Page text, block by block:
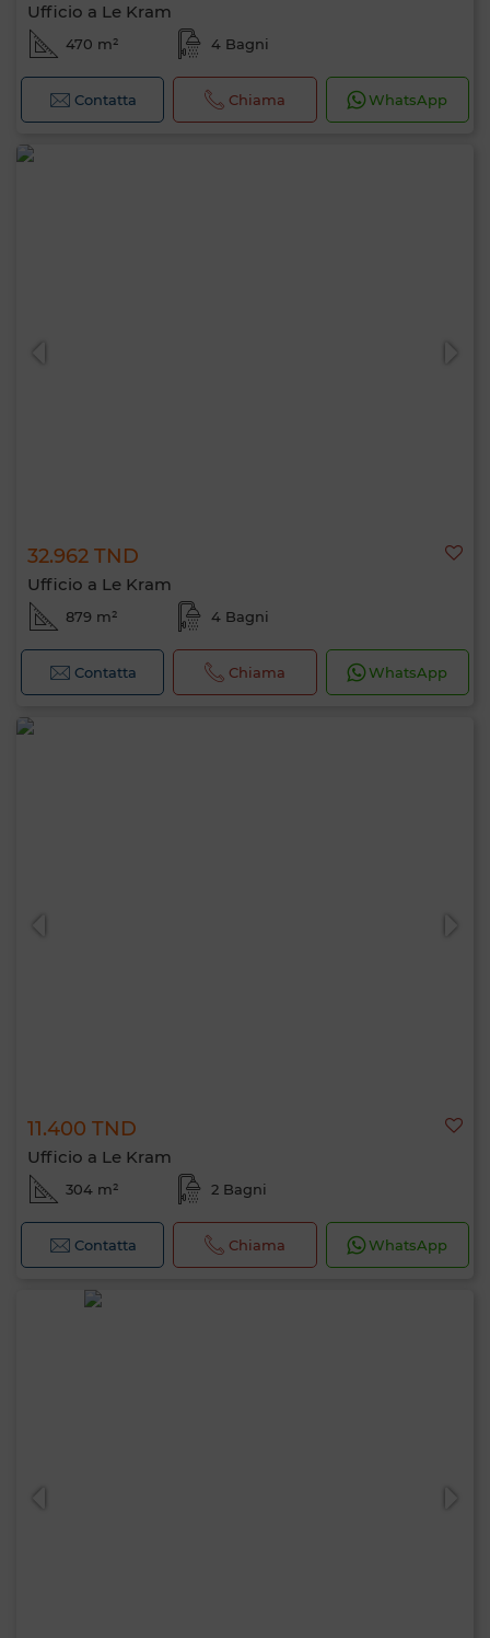
Ufficio a Le Kram
470 m² 4 Bagni
Contatta Chiama WhatsApp
32.962 TND
Ufficio a Le Kram
879 m² 4 Bagni
Contatta Chiama WhatsApp
11.400 TND
Ufficio a Le Kram
304 m² 2 Bagni
Contatta Chiama WhatsApp